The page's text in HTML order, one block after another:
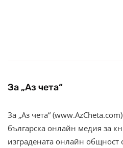
За „Аз чета“
За „Аз чета“
българска онлайн медия за
изградената онлайн общност